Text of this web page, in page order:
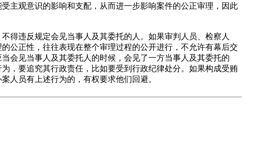
主观意识的影响和支配，从而进一步影响案件的公正审理，因此
得违反规定会见当事人及其委托的人。如果审判人员、检察人
公正性，往往表现在整个审理过程的公开进行，不允许有幕后交
会见当事人及其委托人的时候，会见了一方当事人及其委托的
，要追究其行政责任，比如要受到行政纪律处分。如果构成受贿
人员有上述行为的，有权要求他们回避。